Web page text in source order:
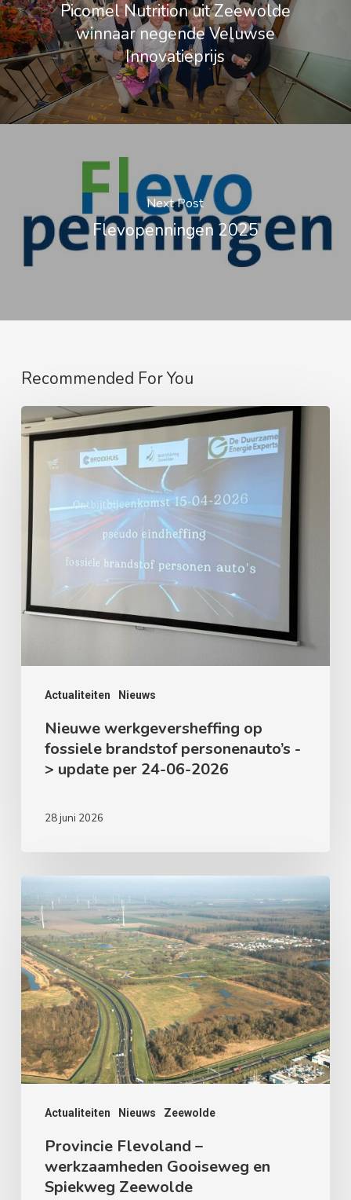
Picomel Nutrition uit Zeewolde
winnaar negende Veluwse
Innovatieprijs
Next Post
Flevopenningen 2025
Recommended For You
Actualiteiten Nieuws
Nieuwe
werkgeversheffing
fossiele
brandstof
personenauto’s
>
update
24-
2026Nieuwe werkgeversheffing op
fossiele brandstof personenauto’s -
> update per 24-06-2026
28 juni 2026
Actualiteiten Nieuws Zeewolde
Flevoland
–
werkzaamheden
Gooiseweg
en
Spiekweg
Zeewolde
Provincie Flevoland –
werkzaamheden Gooiseweg en
Spiekweg Zeewolde